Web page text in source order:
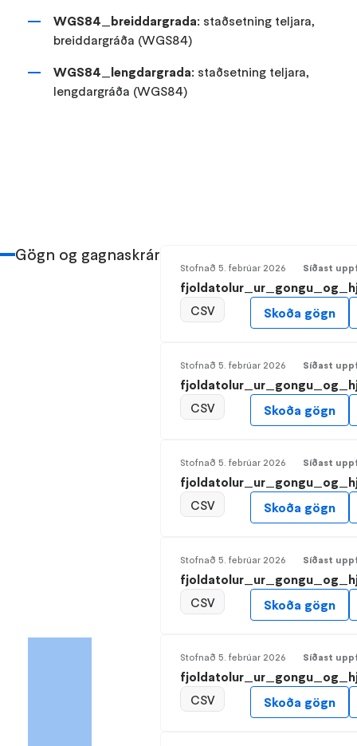
WGS84_breiddargrada: staðsetning teljara,
breiddargráða (WGS84)
WGS84_lengdargrada: staðsetning teljara,
lengdargráða (WGS84)
Gögn og gagnaskrár
Stofnað5. febrúar 2026 Síðast
CSV
Skoða gögn
Stofnað5. febrúar 2026 Síðast
CSV
Skoða gögn
Stofnað5. febrúar 2026 Síðast
CSV
Skoða gögn
Stofnað5. febrúar 2026 Síðast
CSV
Skoða gögn
Stofnað5. febrúar 2026 Síðast
CSV
Skoða gögn